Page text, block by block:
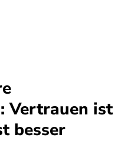
Vertrauen ist
besser